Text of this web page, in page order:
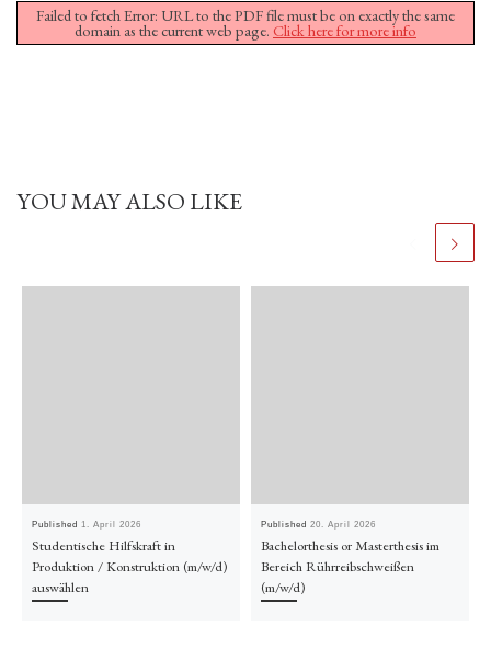
Failed to fetch Error: URL to the PDF file must be on exactly the same
domain as the current web page. Click here for more info
YOU MAY ALSO LIKE
Published 1. April 2026
Studentische Hilfskraft in
Produktion / Konstruktion (m/w/d)
auswählen
Published20. April 2026
Bachelorthesis or Masterthesis im
Bereich Rührreibschweißen
(m/w/d)